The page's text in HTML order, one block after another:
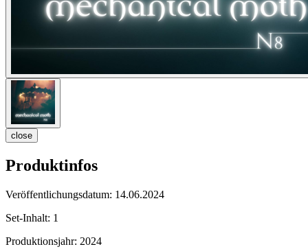
close
Produktinfos
Veröffentlichungsdatum: 14.06.2024
Set-Inhalt: 1
Produktionsjahr: 2024